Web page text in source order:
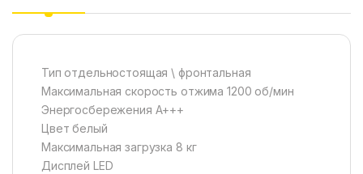
Тип отдельностоящая \ фронтальная
Максимальная скорость отжима 1200 об/мин
Энергосбережения А+++
Цвет белый
Максимальная загрузка 8 кг
Дисплей LED